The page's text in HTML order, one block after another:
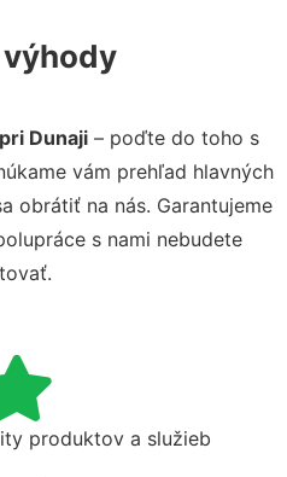
Dunaji– poďte do toho s
vám prehľad hlavných
obrátiť na nás. Garantujeme
s nami nebudete
produktov a služieb